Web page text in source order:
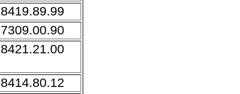
8419.89.99
7309.00.90
8421.21.00
8414.80.12